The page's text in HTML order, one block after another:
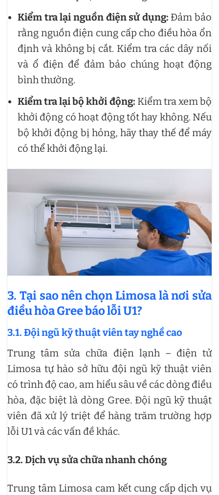
Kiểm tra lại nguồn điện sử dụng: Đảm bảo
rằng nguồn điện cung cấp cho điều hòa ổn
định và không bị cắt. Kiểm tra các dây nối
và ổ điện để đảm bảo chúng hoạt động
bình thường.
Kiểm tra lại bộ khởi động: Kiểm tra xem bộ
khởi động có hoạt động tốt hay không. Nếu
bộ khởi động bị hỏng, hãy thay thế để máy
có thể khởi động lại.
3. Tại sao nên chọn Limosa là nơi sửa
điều hòa Gree báo lỗi U1?
3.1. Đội ngũ kỹ thuật viên tay nghề cao
Trung tâm sửa chữa điện lạnh – điện tử
Limosa tự hào sở hữu đội ngũ kỹ thuật viên
có trình độ cao, am hiểu sâu về các dòng điều
hòa, đặc biệt là dòng Gree. Đội ngũ kỹ thuật
viên đã xử lý triệt để hàng trăm trường hợp
lỗi U1 và các vấn đề khác.
3.2. Dịch vụ sửa chữa nhanh chóng
Trung tâm Limosa cam kết cung cấp dịch vụ